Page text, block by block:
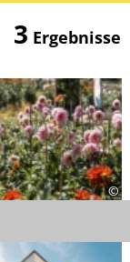
3 Ergebnisse
©